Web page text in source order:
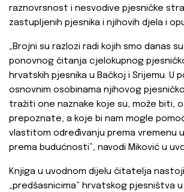
raznovrsnost i nesvodive pjesničke
zastupljenih pjesnika i njihovih djela i
„Brojni su razlozi radi kojih smo danas
ponovnog čitanja cjelokupnog
hrvatskih pjesnika u Bačkoj i Srijemu. U
osnovnim osobinama njihovog
tražiti one naznake koje su, može biti,
prepoznate, a koje bi nam mogle
vlastitom određivanju prema vremenu
prema budućnosti”, navodi Miković u
Knjiga u uvodnom dijelu čitatelja
„predšasnicima” hrvatskog pjesništva u